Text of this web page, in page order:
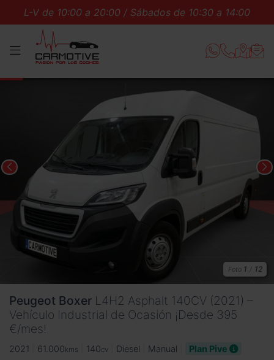
L-V de 10:00 a 20:00 / Sábados de 10:30 a 14:00
MENÚ
Foto 1 / 12
Peugeot Boxer L4H2 Asphalt 140CV (2021) –
Vehículo Industrial de Ocasión ¡Desde 395
€/mes!
2021 61.000kms 140cv Diesel Manual Plan Pive